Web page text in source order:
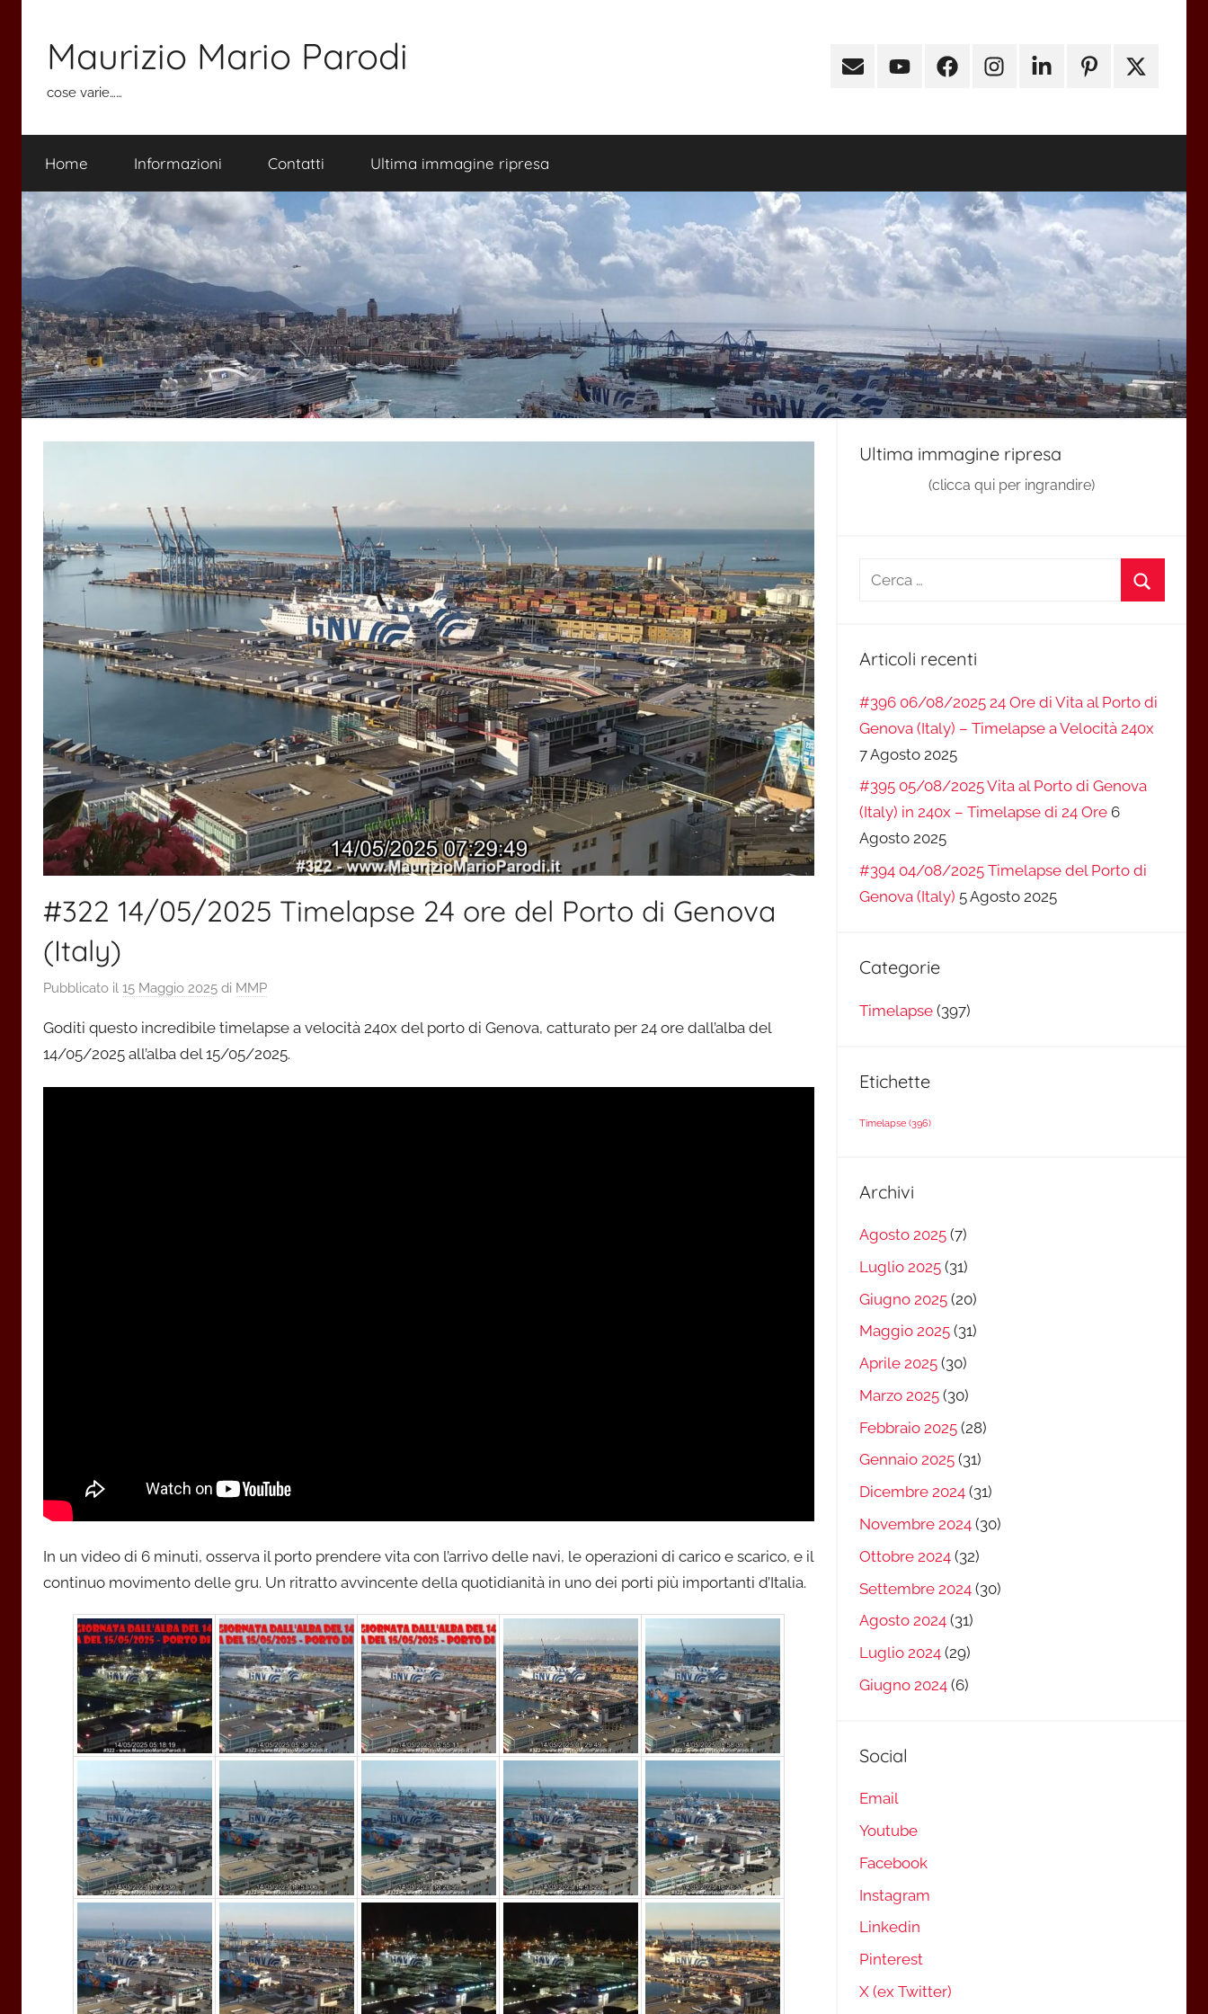
contenuto
Maurizio Mario Parodi
cose varie……
Email YoutubeFacebookInstagramLinkedinPinterest
X
Home Informazioni Contatti Ultima immagine ripresa
#322 14/05/2025 Timelapse 24 ore del Porto di Genova
(Italy)
Pubblicato il 15 Maggio 2025 di MMP
Goditi questo incredibile timelapse a velocità 240x del porto di Genova, catturato per 24 ore dall’alba del
14/05/2025 all’alba del 15/05/2025.
In un video di 6 minuti, osserva il porto prendere vita con l’arrivo delle navi, le operazioni di carico e scarico, e il
continuo movimento delle gru. Un ritratto avvincente della quotidianità in uno dei porti più importanti d’Italia.
Ultima immagine ripresa
(clicca qui per ingrandire)
Ricerca
Articoli recenti
#396 06/08/2025 24 Ore di Vita al Porto di
Genova (Italy) – Timelapse a Velocità 240x
7 Agosto 2025
#395 05/08/2025 Vita al Porto di Genova
(Italy) in 240x – Timelapse di 24 Ore 6
Agosto 2025
#394 04/08/2025 Timelapse del Porto di
Genova (Italy) 5 Agosto 2025
Categorie
Timelapse(397)
Etichette
Timelapse(396)
Archivi
Agosto 2025(7)
Luglio 2025(31)
Giugno 2025(20)
Maggio 2025(31)
Aprile 2025(30)
Marzo 2025(30)
Febbraio 2025(28)
Gennaio 2025(31)
Dicembre 2024(31)
Novembre 2024(30)
Ottobre 2024(32)
Settembre 2024(30)
Agosto 2024(31)
Luglio 2024(29)
Giugno 2024(6)
Social
Email
Youtube
Facebook
Instagram
Linkedin
Pinterest
X (ex Twitter)